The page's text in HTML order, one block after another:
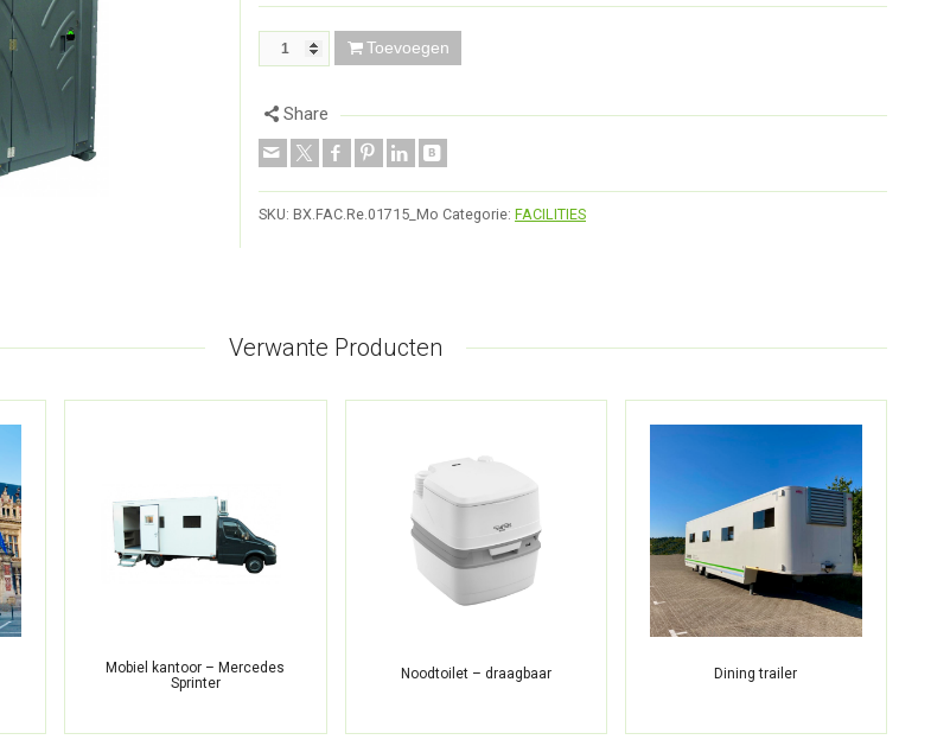
Toevoegen
Share
SKU: BX.FAC.Re.01715_Mo Categorie: FACILITIES
Verwante Producten
Mobiel kantoor – Mercedes
Sprinter
Noodtoilet – draagbaar Dining trailer